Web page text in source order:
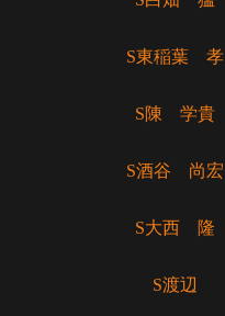
S東稲葉 孝
S陳 学貴
S酒谷 尚宏
S大西 隆
S渡辺